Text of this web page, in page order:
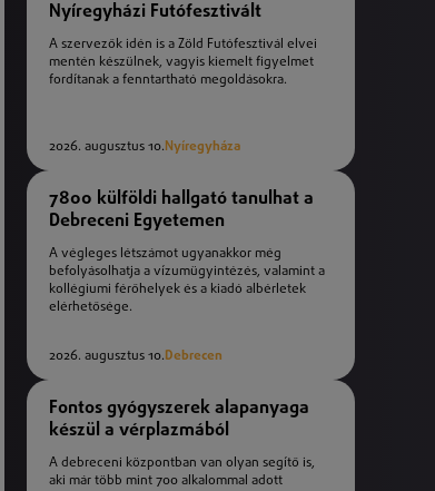
Nyíregyházi Futófesztivált
A szervezők idén is a Zöld Futófesztivál elvei
mentén készülnek, vagyis kiemelt figyelmet
fordítanak a fenntartható megoldásokra.
2026. augusztus 10. Nyíregyháza
7800 külföldi hallgató tanulhat a
Debreceni Egyetemen
A végleges létszámot ugyanakkor még
befolyásolhatja a vízumügyintézés, valamint a
kollégiumi férőhelyek és a kiadó albérletek
elérhetősége.
2026. augusztus 10.Debrecen
Fontos gyógyszerek alapanyaga
készül a vérplazmából
A debreceni központban van olyan segítő is,
aki már több mint 700 alkalommal adott